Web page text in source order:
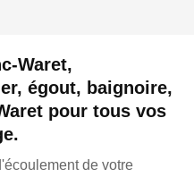
Waret,
égout, baignoire,
pour tous vos
de votre